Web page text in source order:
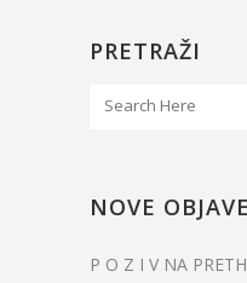
PRETRAŽI
NOVE OBJAVE
P O Z I V NA